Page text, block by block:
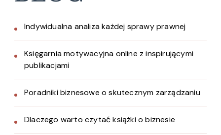
Indywidualna analiza każdej sprawy prawnej
Księgarnia motywacyjna online z inspirującymi
publikacjami
Poradniki biznesowe o skutecznym zarządzaniu
Dlaczego warto czytać książki o biznesie